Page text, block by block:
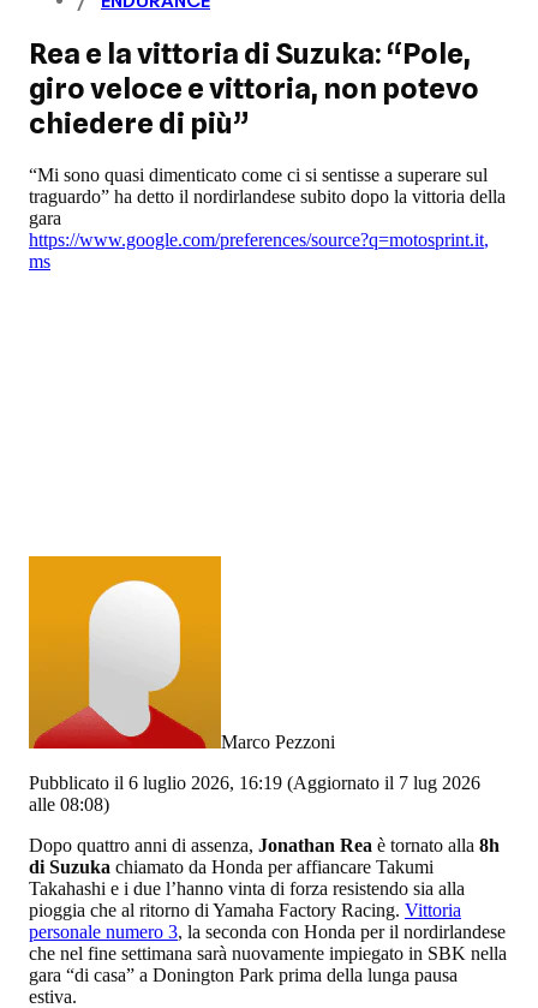
Rea e la vittoria di Suzuka: “Pole,
giro veloce e vittoria, non potevo
chiedere di più”
“Mi sono quasi dimenticato come ci si sentisse a superare sul
traguardo” ha detto il nordirlandese subito dopo la vittoria della
gara
https://www.google.com/preferences/source?q=motosprint.it,
ms
Marco Pezzoni
Pubblicato il 6 luglio 2026, 16:19 (Aggiornato il 7 lug 2026
alle 08:08)
Dopo quattro anni di assenza, Jonathan Rea è tornato alla 8h
di Suzuka chiamato da Honda per affiancare Takumi
Takahashi e i due l’hanno vinta di forza resistendo sia alla
pioggia che al ritorno di Yamaha Factory Racing. Vittoria
personale numero 3, la seconda con Honda per il nordirlandese
che nel fine settimana sarà nuovamente impiegato in SBK nella
gara “di casa” a Donington Park prima della lunga pausa
estiva.